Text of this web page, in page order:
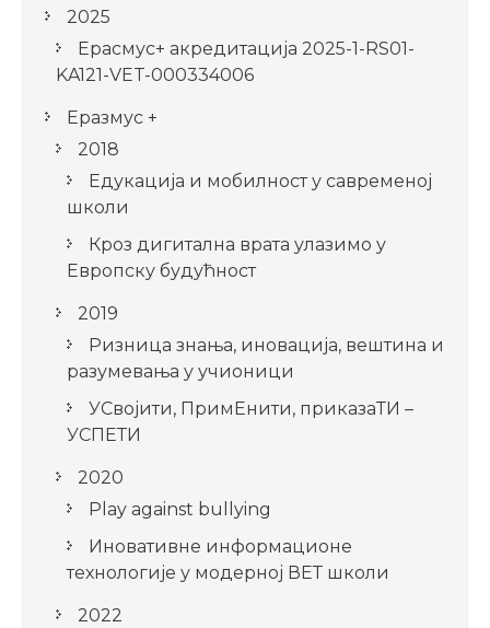
2025
Ерасмус+ акредитацијa 2025-1-RS01-
KA121-VET-000334006
Еразмус +
2018
Едукација и мобилност у савременој
школи
Кроз дигитална врата улазимо у
Европску будућност
2019
Ризница знања, иновација, вештина и
разумевања у учионици
УСвојити, ПримЕнити, приказаТИ –
УСПЕТИ
2020
Play against bullying
Иновативне информационе
технологије у модерној ВЕТ школи
2022